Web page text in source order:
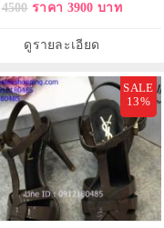
4500 ราคา 3900 บาท
ดูรายละเอียด
SALE
13%